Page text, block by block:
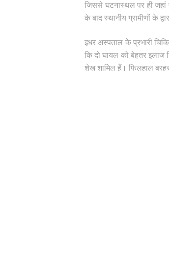
जिससे घटनास्थल पर ही जहां
के बाद स्थानीय ग्रामीणों के
इधर अस्पताल के प्रभारी
कि दो घायल को बेहतर इलाज
शेख शामिल हैं। फिलहाल